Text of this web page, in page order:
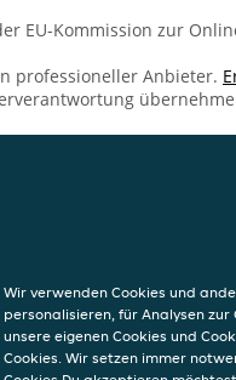
EU-Kommission zur
professioneller Anbieter.
Stadtmauerstraße 1
Erlangen
Wir verwenden Cookies und
personalisieren, für Analysen
unsere eigenen Cookies und
Cookies. Wir setzen immer